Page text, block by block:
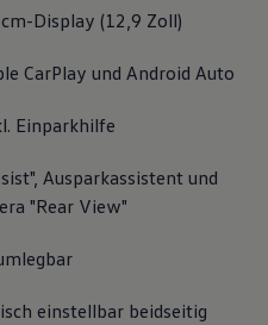
Display (12,9 Zoll)
CarPlay und Android Auto
Einparkhilfe
Ausparkassistent und
"Rear View"
einstellbar beidseitig